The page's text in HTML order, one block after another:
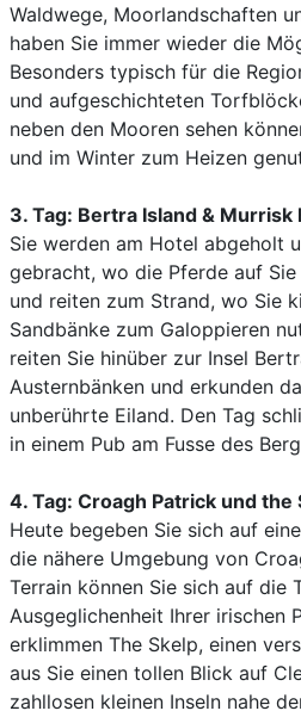
Waldwege, Moorlandschaften
haben Sie immer wieder die
Besonders typisch für die
und aufgeschichteten
neben den Mooren sehen
und im Winter zum Heizen
3. Tag: Bertra Island & Murrisk
Sie werden am Hotel abgeholt
gebracht, wo die Pferde auf
und reiten zum Strand, wo Sie
Sandbänke zum Galoppieren
reiten Sie hinüber zur Insel
Austernbänken und erkunden
unberührte Eiland. Den Tag
in einem Pub am Fusse des
4. Tag: Croagh Patrick und the
Heute begeben Sie sich auf
die nähere Umgebung von
Terrain können Sie sich auf die
Ausgeglichenheit Ihrer irischen
erklimmen The Skelp, einen
aus Sie einen tollen Blick auf
zahllosen kleinen Inseln nahe